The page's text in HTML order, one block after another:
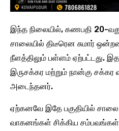
இந்த நிலையில், கணபதி 20-வது
சாலையில் திடீரென சுமார்
நீளத்திலும் பள்ளம் ஏற்பட்டது.
இருசக்கர மற்றும் நான்கு சக்கர
அடைந்தனர்.
ஏற்கனவே இதே பகுதியில்
வாகனங்கள் சிக்கிய சம்பவங்கள்